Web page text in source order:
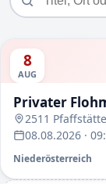
8
AUG
Privater
2511
08.08.2026 ·
Niederösterreich